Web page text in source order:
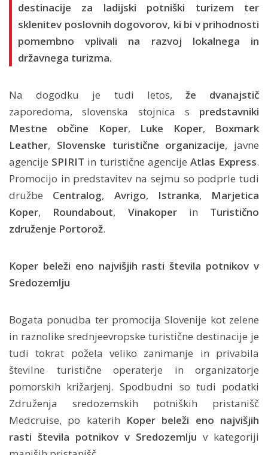
destinacije za ladijski potniški turizem ter
sklenitev poslovnih dogovorov, ki bi v prihodnosti
pomembno vplivali na razvoj lokalnega in
državnega turizma.
Na dogodku je tudi letos, že dvanajstič
zaporedoma, slovenska stojnica s predstavniki
Mestne občine Koper, Luke Koper, Boxmark
Leather, Slovenske turistične organizacije, javne
agencije SPIRIT in turistične agencije Atlas Express.
Promocijo in predstavitev na sejmu so podprle tudi
družbe Centralog, Avrigo, Istranka, Marjetica
Koper, Roundabout, Vinakoperin Turistično
združenje Portorož.
Koper beleži eno najvišjih rasti števila potnikov v
Sredozemlju
Bogata ponudba ter promocija Slovenije kot zelene
in raznolike srednjeevropske turistične destinacije je
tudi tokrat požela veliko zanimanje in privabila
številne turistične operaterje in organizatorje
pomorskih križarjenj. Spodbudni so tudi podatki
Združenja sredozemskih potniških pristanišč
Medcruise, po katerih Koper beleži eno najvišjih
rasti števila potnikov v Sredozemlju v kategoriji